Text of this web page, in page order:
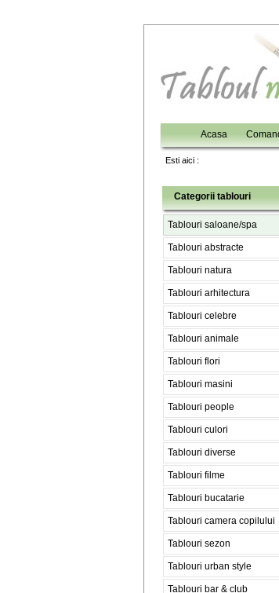
Acasa
Esti aici :
Categorii tablouri
Tablouri saloane/spa
Tablouri abstracte
Tablouri natura
Tablouri arhitectura
Tablouri celebre
Tablouri animale
Tablouri flori
Tablouri masini
Tablouri people
Tablouri culori
Tablouri diverse
Tablouri filme
Tablouri bucatarie
Tablouri camera copilului
Tablouri sezon
Tablouri urban style
Tablouri bar & club